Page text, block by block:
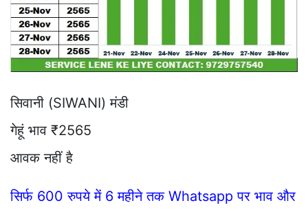
सिवानी (SIWANI) मंडी
गेहूं भाव ₹2565
आवक नहीं है
सिर्फ 600 रुपये में 6 महीने तक Whatsapp पर भाव और